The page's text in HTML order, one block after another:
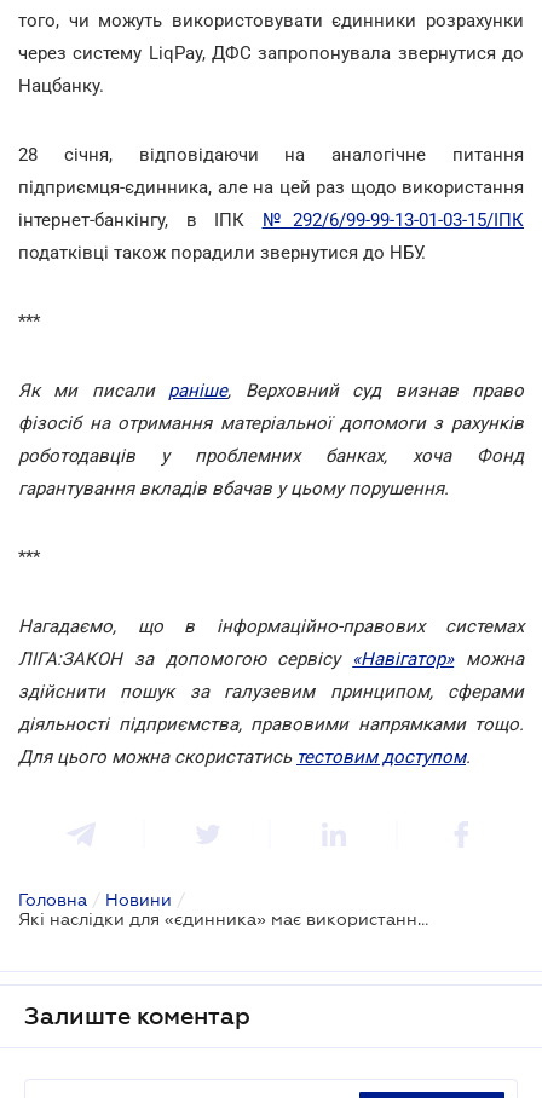
того, чи можуть використовувати єдинники розрахунки
через систему LiqPay, ДФС запропонувала звернутися до
Нацбанку.
28 січня, відповідаючи на аналогічне питання
підприємця-єдинника, але на цей раз щодо використання
інтернет-банкінгу, в ІПК №292/6/99-99-13-01-03-15/ІПК
податківці також порадили звернутися до НБУ.
***
Як ми писали раніше, Верховний суд визнав право
фізосіб на отримання матеріальної допомоги з рахунків
роботодавців у проблемних банках, хоча Фонд
гарантування вкладів вбачав у цьому порушення.
***
Нагадаємо, що в інформаційно-правових системах
ЛІГА:ЗАКОН за допомогою сервісу «Навігатор»можна
здійснити пошук за галузевим принципом, сферами
діяльності підприємства, правовими напрямками тощо.
Для цього можна скористатись тестовим доступом.
Головна / Новини /
Які наслідки для «єдинника» має використання інтернет-банкінгу?
Залиште коментар